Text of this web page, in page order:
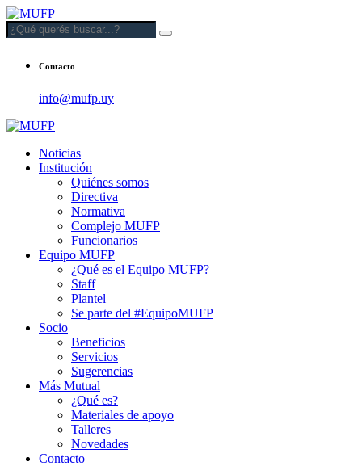
Contacto
info@mufp.uy
Noticias
Institución
Quiénes somos
Directiva
Normativa
Complejo MUFP
Funcionarios
Equipo MUFP
¿Qué es el Equipo MUFP?
Staff
Plantel
Se parte del #EquipoMUFP
Socio
Beneficios
Servicios
Sugerencias
Más Mutual
¿Qué es?
Materiales de apoyo
Talleres
Novedades
Contacto